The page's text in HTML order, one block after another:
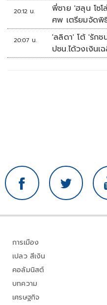
20:12 น.
พี่ชาย 'ฮลุน โซ
ศพ เตรียมจัดพิ
20:07 น.
'ลลิดา' โต้ 'รัก
ปชน.ได้วงเงินเ
การเมือง
เปลว สีเงิน
คอลัมนิสต์
บทความ
เศรษฐกิจ